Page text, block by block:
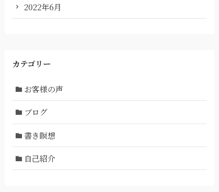
2022年6月
カテゴリー
お客様の声
ブログ
書き瞑想
自己紹介